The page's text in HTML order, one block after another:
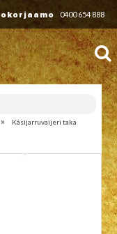
0400 654 888
»
Käsijarruvaijeri taka